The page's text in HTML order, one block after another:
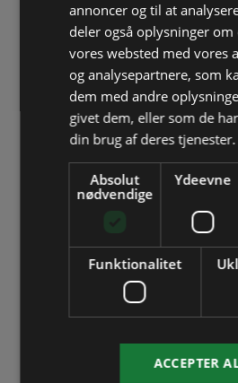
CASE: AARHUS
ET BÆREDYGTIGT
OCEAN
Vi arbejder tæt sammen med
annoncer og til at
deler også oplysninger
vores websted med vores
og analysepartnere, som
dem med andre
givet dem, eller som de
din brug af deres tjenester.
Absolut
nødvendige
Ydeevne
Funktionalitet
ACCEPTER